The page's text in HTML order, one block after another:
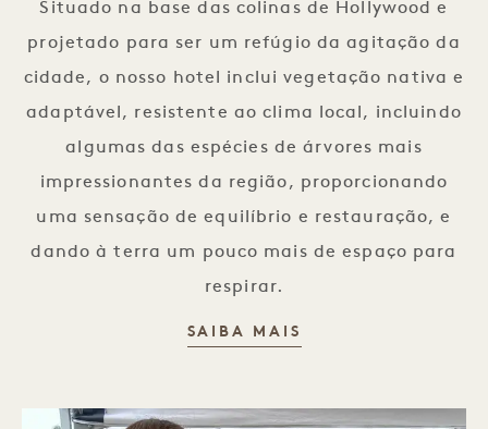
Situado na base das colinas de Hollywood e
projetado para ser um refúgio da agitação da
cidade, o nosso hotel inclui vegetação nativa e
adaptável, resistente ao clima local, incluindo
algumas das espécies de árvores mais
impressionantes da região, proporcionando
uma sensação de equilíbrio e restauração, e
dando à terra um pouco mais de espaço para
respirar.
SAIBA MAIS